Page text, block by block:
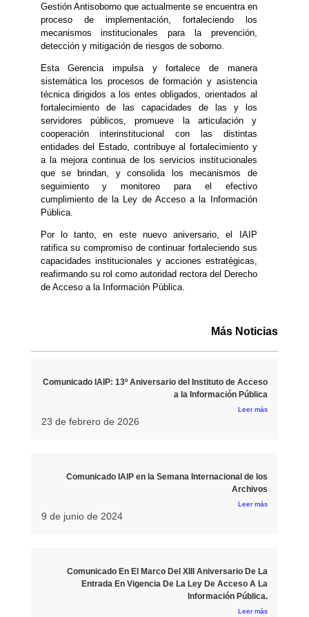
Gestión Antisoborno que actualmente se encuentra en
proceso de implementación, fortaleciendo los
mecanismos institucionales para la prevención,
detección y mitigación de riesgos de soborno.
Esta Gerencia impulsa y fortalece de manera
sistemática los procesos de formación y asistencia
técnica dirigidos a los entes obligados, orientados al
fortalecimiento de las capacidades de las y los
servidores públicos, promueve la articulación y
cooperación interinstitucional con las distintas
entidades del Estado, contribuye al fortalecimiento y
a la mejora continua de los servicios institucionales
que se brindan, y consolida los mecanismos de
seguimiento y monitoreo para el efectivo
cumplimiento de la Ley de Acceso a la Información
Pública.
Por lo tanto, en este nuevo aniversario, el IAIP
ratifica su compromiso de continuar fortaleciendo sus
capacidades institucionales y acciones estratégicas,
reafirmando su rol como autoridad rectora del Derecho
de Acceso a la Información Pública.
Más Noticias
Comunicado IAIP: 13º Aniversario del Instituto de Acceso
a la Información Pública
Leer más
23 de febrero de 2026
Comunicado IAIP en la Semana Internacional de los
Archivos
Leer más
9 de junio de 2024
Comunicado En El Marco Del XIII Aniversario De La
Entrada En Vigencia De La Ley De Acceso A La
Información Pública.
Leer más